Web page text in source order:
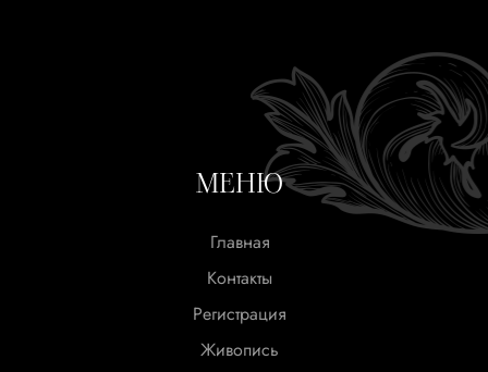
МЕНЮ
Главная
Контакты
Регистрация
Живопись